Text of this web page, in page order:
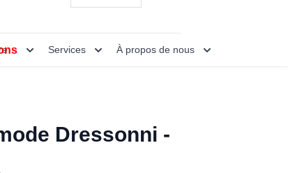
Services À propos de nous
Dressonni -